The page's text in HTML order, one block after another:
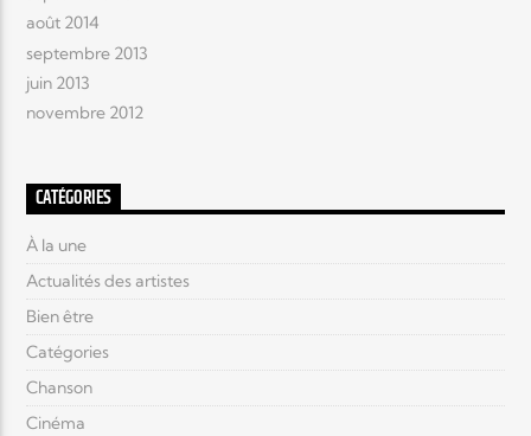
août 2014
septembre 2013
juin 2013
novembre 2012
CATÉGORIES
À la une
Actualités des artistes
Bien être
Catégories
Chanson
Cinéma